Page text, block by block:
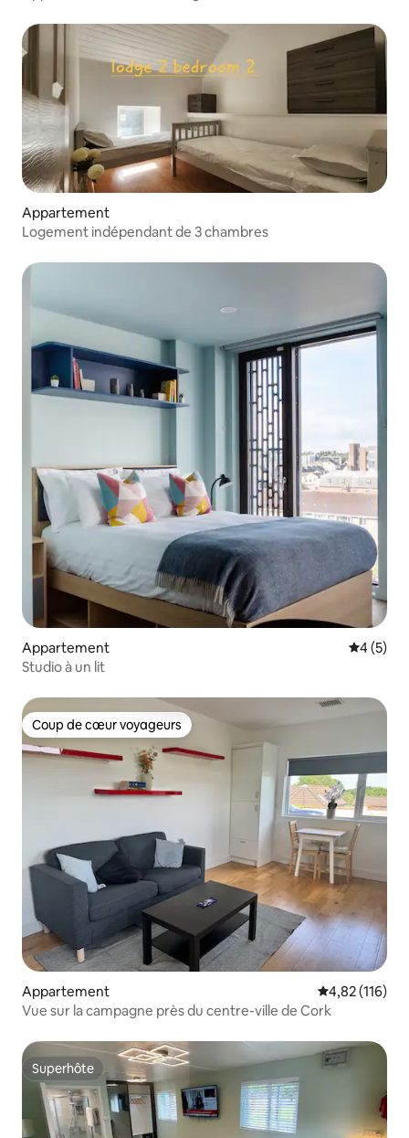
Appartement
Logement indépendant de 3 chambres
Appartement
4 (5)
Studio à un lit
Coup de cœur voyageurs
Coup de cœur voyageurs
Appartement Évaluation
4,82 (116)
Vue sur la campagne près du centre-ville de Cork
Superhôte
Superhôte